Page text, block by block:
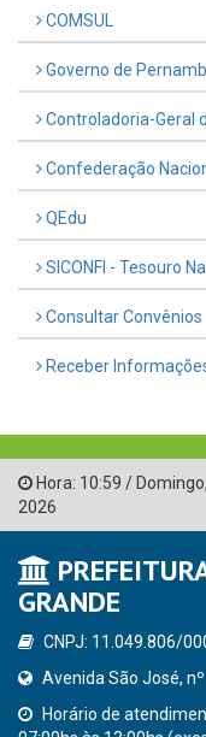
COMSUL
Governo de
Controladoria-Geral
Confederação
QEdu
SICONFI - Tesouro
Consultar Convênios
Receber
Hora: 10:59 / Domingo,
2026
GRANDE
CNPJ: 11.049.806/
Avenida São José,
Horário de